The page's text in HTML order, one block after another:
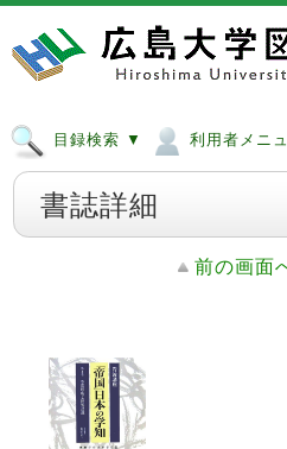
目録検索 ▼ 利用者メニ
書誌詳細
前の画面